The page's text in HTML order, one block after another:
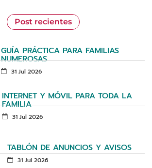
Post recientes
GUÍA PRÁCTICA PARA FAMILIAS
NUMEROSAS
31 Jul 2026
INTERNET Y MÓVIL PARA TODA LA
FAMILIA
31 Jul 2026
TABLÓN DE ANUNCIOS Y AVISOS
31 Jul 2026